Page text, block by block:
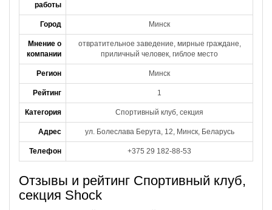
работы
Город Минск
Мнение о
компании
отвратительное заведение, мирные граждане,
приличный человек, гиблое место
Регион Минск
Рейтинг 1
Категория Спортивный клуб, секция
Адрес ул. Болеслава Берута, 12, Минск, Беларусь
Телефон +375 29 182-88-53
Отзывы и рейтинг Спортивный клуб,
секция Shock